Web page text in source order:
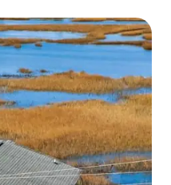
appréciés